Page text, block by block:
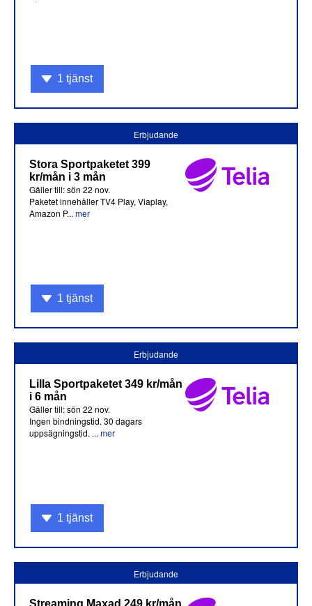
1 tjänst
Erbjudande
Stora Sportpaketet 399
kr/mån i 3 mån
Gäller till: sön 22 nov.
Paketet innehåller TV4 Play, Viaplay,
Amazon P... mer
1 tjänst
Erbjudande
Lilla Sportpaketet 349 kr/mån
i 6 mån
Gäller till: sön 22 nov.
Ingen bindningstid. 30 dagars
uppsägningstid. ... mer
1 tjänst
Erbjudande
Streaming Maxad 249 kr/mån